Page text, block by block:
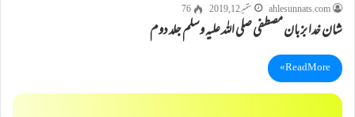
ahlesunnats.com ستمبر 12, 2019 76
شان خدا بزبان مصطفی صلی اللہ علیہ وسلم جلد دوم
Read More »